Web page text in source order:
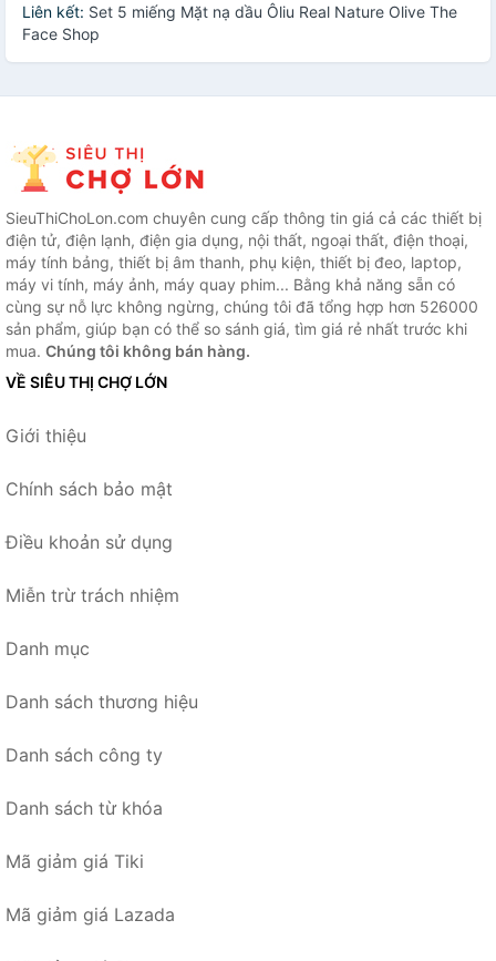
Liên kết: Set 5 miếng Mặt nạ dầu Ôliu Real Nature Olive The
Face Shop
SieuThiChoLon.com chuyên cung cấp thông tin giá cả các thiết bị
điện tử, điện lạnh, điện gia dụng, nội thất, ngoại thất, điện thoại,
máy tính bảng, thiết bị âm thanh, phụ kiện, thiết bị đeo, laptop,
máy vi tính, máy ảnh, máy quay phim... Bằng khả năng sẵn có
cùng sự nỗ lực không ngừng, chúng tôi đã tổng hợp hơn 526000
sản phẩm, giúp bạn có thể so sánh giá, tìm giá rẻ nhất trước khi
mua. Chúng tôi không bán hàng.
VỀ SIÊU THỊ CHỢ LỚN
Giới thiệu
Chính sách bảo mật
Điều khoản sử dụng
Miễn trừ trách nhiệm
Danh mục
Danh sách thương hiệu
Danh sách công ty
Danh sách từ khóa
Mã giảm giá Tiki
Mã giảm giá Lazada